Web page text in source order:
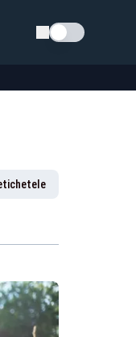
Schimba tema